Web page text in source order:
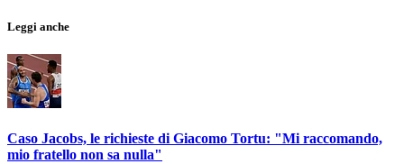
Leggi anche
Caso Jacobs, le richieste di Giacomo Tortu: "Mi raccomando,
mio fratello non sa nulla"